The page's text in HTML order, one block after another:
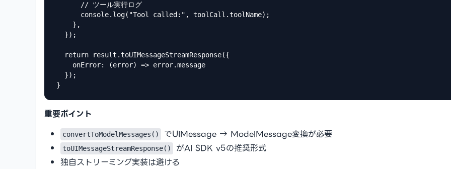
      // ツール実行ログ
      console.log("Tool called:", toolCall.toolName);
    },
  });
  return result.toUIMessageStreamResponse({
    onError: (error) => error.message
  });
}
重要ポイント
convertToModelMessages() でUIMessage → ModelMessage変換が必要
toUIMessageStreamResponse()
がAI SDK v5の推奨形式
独自ストリーミング実装は避ける